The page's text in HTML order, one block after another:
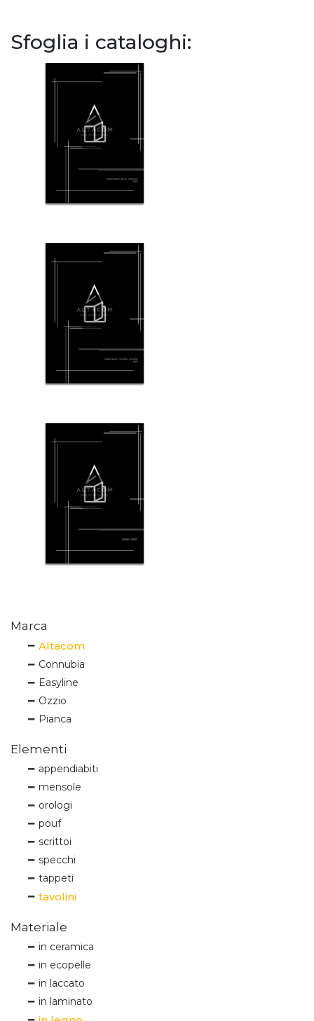
Sfoglia i cataloghi:
Marca
Altacom
Connubia
Easyline
Ozzio
Pianca
Elementi
appendiabiti
mensole
orologi
pouf
scrittoi
specchi
tappeti
tavolini
Materiale
in ceramica
in ecopelle
in laccato
in laminato